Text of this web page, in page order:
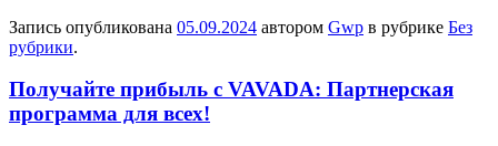
Запись опубликована 05.09.2024 автором Gwp в рубрике Без
рубрики.
Получайте прибыль с VAVADA: Партнерская
программа для всех!